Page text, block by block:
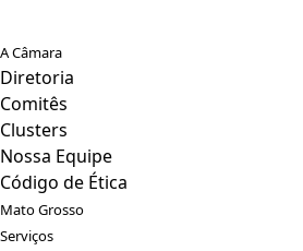
A Câmara
Diretoria
Comitês
Clusters
Nossa Equipe
Código de Ética
Mato Grosso
Serviços